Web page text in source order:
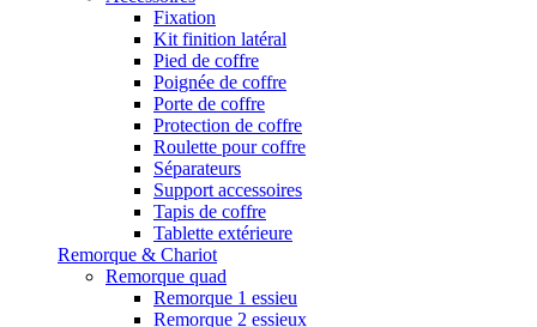
Fixation
Kit finition latéral
Pied de coffre
Poignée de coffre
Porte de coffre
Protection de coffre
Roulette pour coffre
Séparateurs
Support accessoires
Tapis de coffre
Tablette extérieure
Remorque & Chariot
Remorque quad
Remorque 1 essieu
Remorque 2 essieux